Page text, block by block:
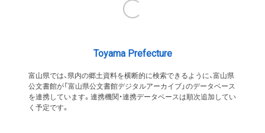
Toyama Prefecture
富山県では、県内の郷土資料を横断的に検索できるように、富山県
公文書館が「富山県公文書館デジタルアーカイブ」のデータベース
を連携しています。連携機関・連携データベースは順次追加してい
く予定です。